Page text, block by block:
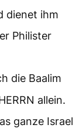
dienet ihm
Philister
die Baalim
allein.
ganze Israel